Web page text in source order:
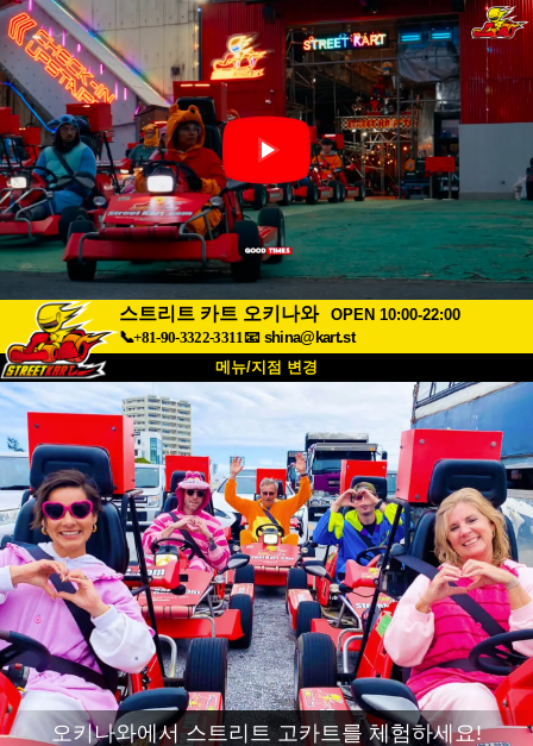
스트리트 카트 오키나와
OPEN 10:00-22:00
📞+81-90-3322-3311📧 shina@kart.st
메뉴/지점 변경
소개 사양 가격
접근성 고객 리뷰 자주 묻는 질문
회사 정보 예약
지점 변경
도쿄 시나가와 #1 도쿄 아키하바라#1
도쿄 아키하바라#2 도쿄 시부야
도쿄 시부야 애넥스 도쿄 베이
도쿄 아사쿠사 오사카
오키나와에서 스트리트 고카트를 체험하세요!